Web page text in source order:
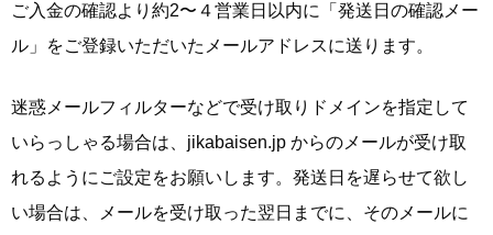
ご入金の確認より約2〜４営業日以内に「発送日の確認メー
ル」をご登録いただいたメールアドレスに送ります。
迷惑メールフィルターなどで受け取りドメインを指定して
いらっしゃる場合は、jikabaisen.jp からのメールが受け取
れるようにご設定をお願いします。発送日を遅らせて欲し
い場合は、メールを受け取った翌日までに、そのメールに